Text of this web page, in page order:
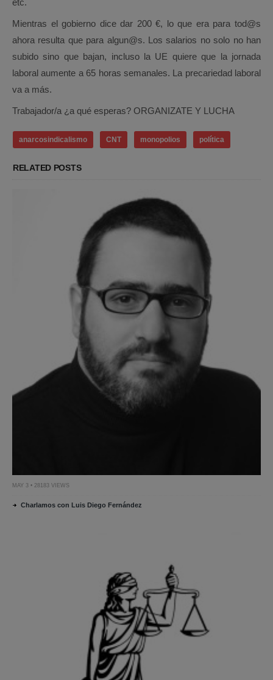
etc.
Mientras el gobierno dice dar 200 €, lo que era para tod@s
ahora resulta que para algun@s. Los salarios no solo no han
subido sino que bajan, incluso la UE quiere que la jornada
laboral aumente a 65 horas semanales. La precariedad laboral
va a más.
Trabajador/a ¿a qué esperas? ORGANIZATE Y LUCHA
anarcosindicalismo CNT monopolios política
RELATED POSTS
MAY 3 • 28183 VIEWS
Charlamos con Luis Diego Fernández